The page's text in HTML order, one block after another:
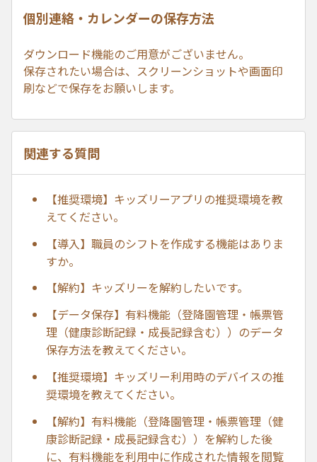
個別連絡・カレンダーの保存方法
ダウンロード機能のご用意がございません。
保存されたい場合は、スクリーンショットや画面印
刷などで保存をお願いします。
関連する質問
【推奨環境】キッズリーアプリの推奨環境を教
えてください。
【導入】職員のシフトを作成する機能はありま
すか。
【解約】キッズリーを解約したいです。
【データ保存】有料機能（登降園管理・帳票管
理（健康診断記録・成長記録含む））のデータ
保存方法を教えてください。
【推奨環境】キッズリー利用時のデバイスの推
奨環境を教えてください。
【解約】有料機能（登降園管理・帳票管理（健
康診断記録・成長記録含む））を解約した後
に、有料機能を利用中に作成された情報を閲覧